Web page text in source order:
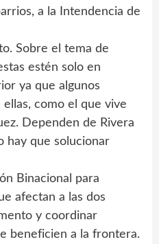
a la Intendencia de
Sobre el tema de
estén solo en
ya que algunos
ellas, como el que vive
Dependen de Rivera
hay que solucionar
Binacional para
afectan a las dos
y coordinar
beneficien a la frontera.